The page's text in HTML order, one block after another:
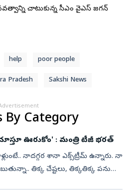
చాటుకున్న సీఎం వైఎస్ జగన్
help poor people
Pradesh Sakshi News
By Category
చూస్తూ ఊరుకోం' : మంత్రి టీజీ భరత్‌
నాదగ్గర శానా ఎక్స్‌ట్రీమ్‌ ఉన్నారు. నా
తిక్క చేష్టలు, తిక్కతిక్క పనులు